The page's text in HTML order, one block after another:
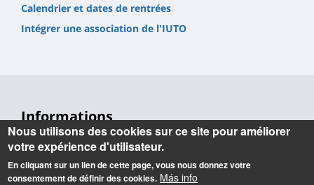
Calendrier et dates de rentrées
Intégrer une association de l'IUTO
Informations
Contact
Accueil
Nous utilisons des cookies sur ce site pour améliorer
votre expérience d'utilisateur.
En cliquant sur un lien de cette page, vous nous donnez votre
consentement de définir des cookies. Más info